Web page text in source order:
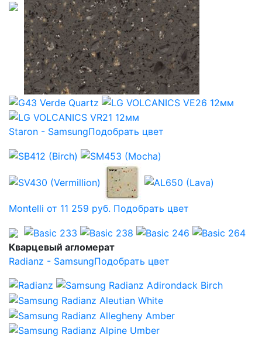
Staron - SamsungПодобрать цвет
Montelli от 11 259 руб. Подобрать цвет
Кварцевый агломерат
Radianz - SamsungПодобрать цвет